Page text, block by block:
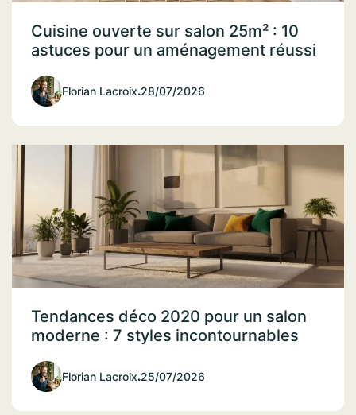
Cuisine ouverte sur salon 25m² : 10
astuces pour un aménagement réussi
Florian Lacroix.28/07/2026
Tendances déco 2020 pour un salon
moderne : 7 styles incontournables
Florian Lacroix.25/07/2026